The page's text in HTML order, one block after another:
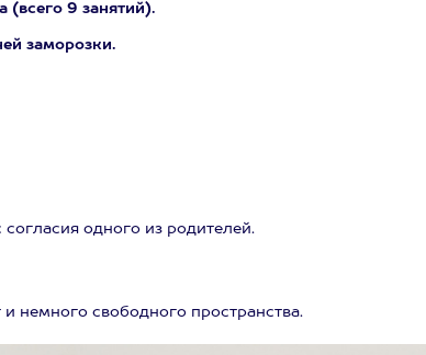
(всего 9 занятий).
заморозки.
одного из родителей.
немного свободного пространства.